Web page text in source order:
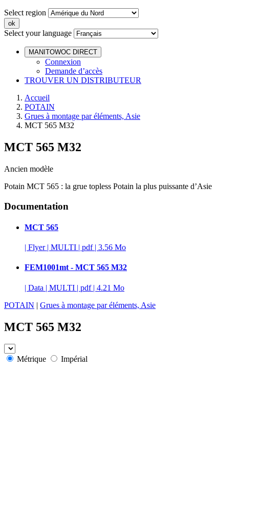
Select region
Select your language
MANITOWOC DIRECT
Connexion
Demande d’accès
TROUVER UN DISTRIBUTEUR
Accueil
POTAIN
Grues à montage par éléments, Asie
MCT 565 M32
MCT 565 M32
Ancien modèle
Potain MCT 565 : la grue topless Potain la plus puissante d’Asie
Documentation
MCT 565
| Flyer | MULTI | pdf | 3.56 Mo
FEM1001mt - MCT 565 M32
| Data | MULTI | pdf | 4.21 Mo
POTAIN | Grues à montage par éléments, Asie
MCT 565 M32
Métrique Impérial